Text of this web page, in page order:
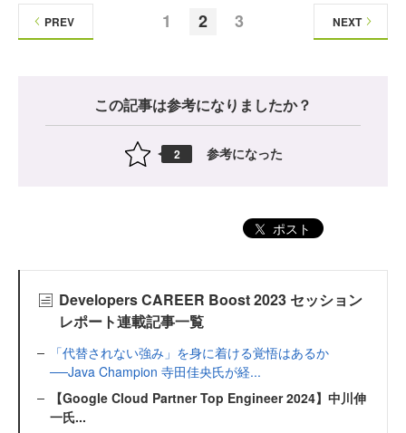
1 2 3
PREV NEXT
この記事は参考になりましたか？
2 参考になった
ポスト
Developers CAREER Boost 2023 セッション
レポート連載記事一覧
「代替されない強み」を身に着ける覚悟はあるか
──Java Champion 寺田佳央氏が経...
【Google Cloud Partner Top Engineer 2024】中川伸
一氏...